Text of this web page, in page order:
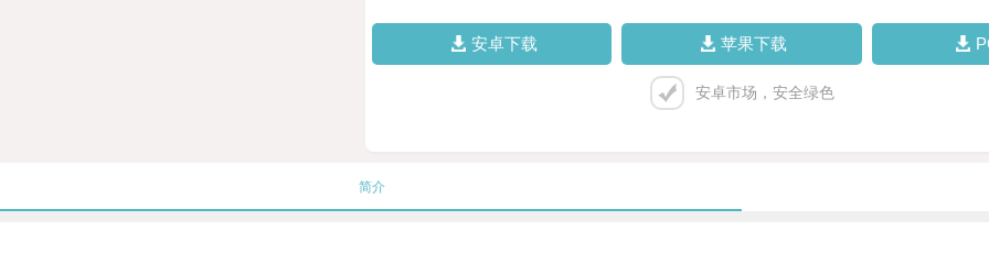
安卓下载 苹果下载
安卓市场，安全绿色
简介